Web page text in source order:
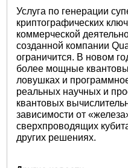
Услуга по генерации
криптографических
коммерческой
созданной компании
ограничится. В новом
более мощные
ловушках и
реальных научных и
квантовых
зависимости от
сверхпроводящих
других решениях.